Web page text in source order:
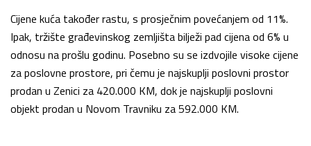
Cijene kuća također rastu, s prosječnim povećanjem od 11%.
Ipak, tržište građevinskog zemljišta bilježi pad cijena od 6% u
odnosu na prošlu godinu. Posebno su se izdvojile visoke cijene
za poslovne prostore, pri čemu je najskuplji poslovni prostor
prodan u Zenici za 420.000 KM, dok je najskuplji poslovni
objekt prodan u Novom Travniku za 592.000 KM.